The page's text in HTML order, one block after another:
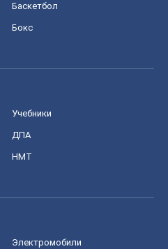
Баскетбол
Бокс
Учебники
ДПА
НМТ
Электромобили